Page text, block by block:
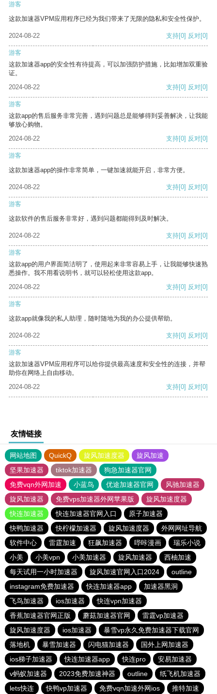
游客
这款加速器VPM应用程序已经为我们带来了无限的隐私和安全性保护。
2024-08-22 支持[0] 反对[0]
游客
这款加速器app的安全性有待提高，可以加强防护措施，比如增加双重验
证。
2024-08-22
支持[0] 反对[0]
游客
这款app的售后服务非常完善，遇到问题总是能够得到妥善解决，让我能
够放心购物。
2024-08-22
支持[0] 反对[0]
游客
这款加速器app的操作非常简单，一键加速就能开启，非常方便。
2024-08-22 支持[0] 反对[0]
游客
这款软件的售后服务非常好，遇到问题都能得到及时解决。
2024-08-22 支持[0] 反对[0]
游客
这款app的用户界面简洁明了，使用起来非常容易上手，让我能够快速熟
悉操作。我不用看说明书，就可以轻松使用这款app。
2024-08-22
支持[0] 反对[0]
游客
这款app就像我的私人助理，随时随地为我的办公提供帮助。
2024-08-22 支持[0] 反对[0]
游客
这款加速器VPM应用程序可以给你提供最高速度和安全性的连接，并帮
助你在网络上自由移动。
2024-08-22
支持[0] 反对[0]
友情链接
网站地图 QuickQ 旋风加速度器
旋风加速
坚果加速器
tiktok加速器
狗急加速器官网
免费vqn外网加速
小蓝鸟 优途加速器官网
风驰加速器
旋风加速器
免费vps加速器外网苹果版
旋风加速度器
快连加速器
快连加速器官网入口
原子加速器
快鸭加速器
快柠檬加速器 旋风加速度器
外网网址导航
软件中心
雷霆加速 狂飙加速器 哔咔漫画
瑞乐小说
小美
小美vpn 小美加速器 旋风加速器
西柚加速
每天试用一小时加速器
旋风加速官网入口2024
outline
instagram免费加速器
快连加速器app
加速器黑洞
飞鸟加速器
ios加速器
快连vρn加速器
香蕉加速器官网正版
蘑菇加速器官网
雷霆vp加速器
旋风加速度器
ios加速器
暴雪vp永久免费加速器下载官网
落地机
暴雪加速器 闪电猫加速器
国外上网加速器
ios梯子加速器
快连加速器app 快连pro
安易加速器
v蚂蚁加速器
2023免费加速神器 outline
纸飞机加速器
lets快连
快鸭vp加速器 免费vqn加速外网ios 推特加速